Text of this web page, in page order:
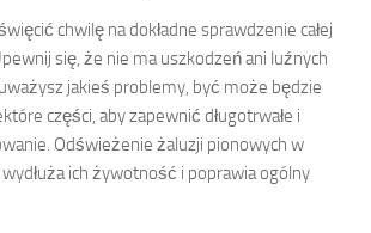
chwilę na dokładne sprawdzenie całej
się, że nie ma uszkodzeń ani luźnych
jakieś problemy, być może będzie
części, aby zapewnić długotrwałe i
Odświeżenie żaluzji pionowych w
ich żywotność i poprawia ogólny